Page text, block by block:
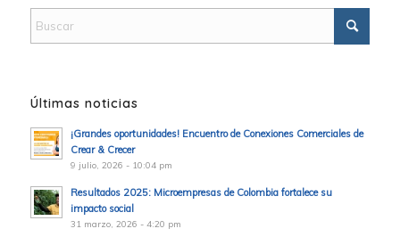
Últimas noticias
¡Grandes oportunidades! Encuentro de Conexiones Comerciales de
Crear & Crecer
9 julio, 2026 - 10:04 pm
Resultados 2025: Microempresas de Colombia fortalece su
impacto social
31 marzo, 2026 - 4:20 pm